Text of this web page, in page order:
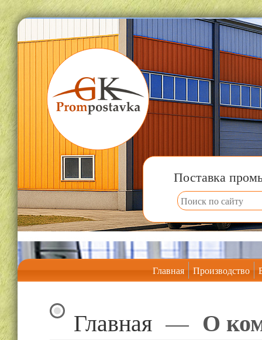
Поставка
Главная Производство
Главная— О